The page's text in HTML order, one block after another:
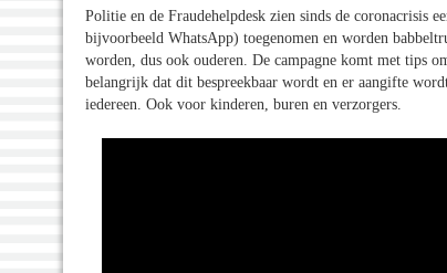
Politie en de Fraudehelpdesk zien sinds de coronacrisis
bijvoorbeeld WhatsApp) toegenomen en worden
worden, dus ook ouderen. De campagne komt met tips
belangrijk dat dit bespreekbaar wordt en er aangifte
iedereen. Ook voor kinderen, buren en verzorgers.